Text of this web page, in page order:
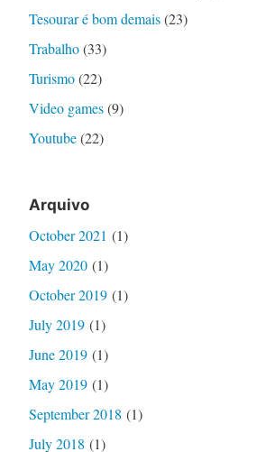
Tesourar é bom demais(23)
Trabalho(33)
Turismo(22)
Video games(9)
Youtube(22)
Arquivo
October 2021 (1)
May 2020(1)
October 2019(1)
July 2019(1)
June 2019(1)
May 2019(1)
September 2018 (1)
July 2018 (1)